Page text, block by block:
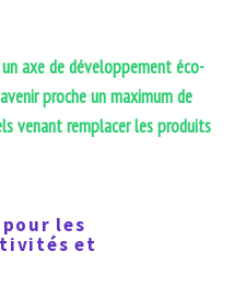
axe de développement éco-
proche un maximum de
venant remplacer les produits
les
et